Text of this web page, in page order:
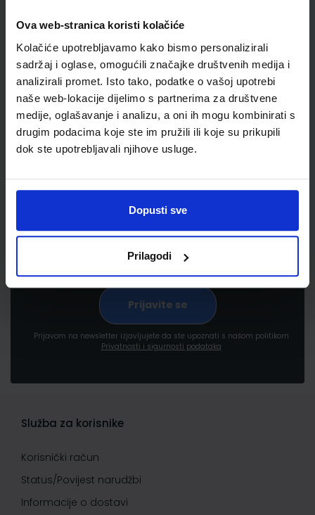
Ova web-stranica koristi kolačiće
Kolačiće upotrebljavamo kako bismo personalizirali
sadržaj i oglase, omogućili značajke društvenih medija i
analizirali promet. Isto tako, podatke o vašoj upotrebi
naše web-lokacije dijelimo s partnerima za društvene
medije, oglašavanje i analizu, a oni ih mogu kombinirati s
drugim podacima koje ste im pružili ili koje su prikupili
dok ste upotrebljavali njihove usluge.
Dopusti sve
Prilagodi
Newsletter prijava
pogodnostima
Prijavom na newsletter izjavljujete da ste upoznati s našom politikom
Privatnosti i sigurnosti podataka
Služba za korisnike
Korisnički račun
Status/Povijest narudžbi
Informacije o dostavi